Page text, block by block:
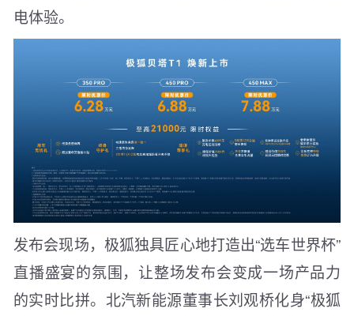
电体验。
发布会现场，极狐独具匠心地打造出“选车世界杯”
直播盛宴的氛围，让整场发布会变成一场产品力
的实时比拼。北汽新能源董事长刘观桥化身“极狐